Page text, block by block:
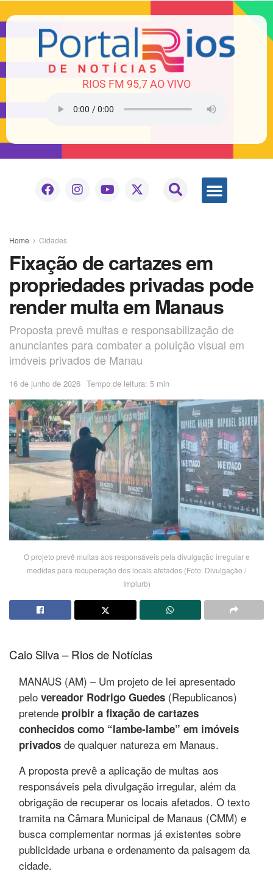
RIOS FM 95,7 AO VIVO
Home Cidades
Fixação de cartazes em
propriedades privadas pode
render multa em Manaus
Proposta prevê multas e responsabilização de
anunciantes para combater a poluição visual em
imóveis privados de Manau
16 de junho de 2026 Tempo de leitura: 5 min
O projeto prevê multas aos responsáveis pela divulgação irregular e
medidas para recuperação dos locais afetados (Foto: Divulgação /
Implurb)
Caio Silva – Rios de Notícias
MANAUS (AM) – Um projeto de lei apresentado
pelo vereador Rodrigo Guedes (Republicanos)
pretende proibir a fixação de cartazes
conhecidos como “lambe-lambe” em imóveis
privados de qualquer natureza em Manaus.
A proposta prevê a aplicação de multas aos
responsáveis pela divulgação irregular, além da
obrigação de recuperar os locais afetados. O texto
tramita na Câmara Municipal de Manaus (CMM) e
busca complementar normas já existentes sobre
publicidade urbana e ordenamento da paisagem da
cidade.